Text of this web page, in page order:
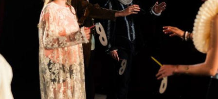
Gastspiele
Extras
Available for Touring
Archiv
MITSPIELEN